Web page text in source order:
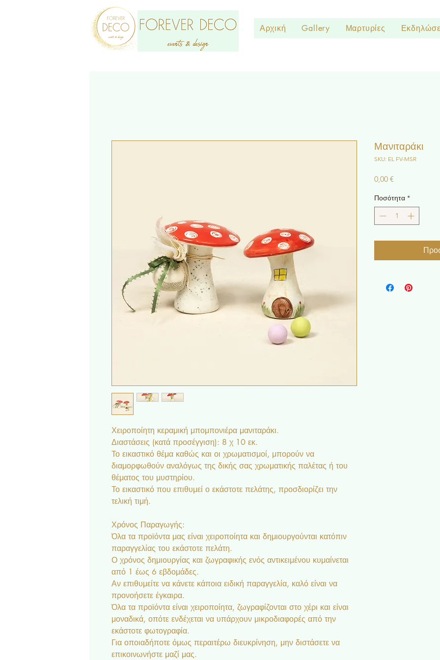
Αρχική Gallery Μαρτυρίες
Χειροποίητη κεραμική μπομπονιέρα μανιταράκι.
Διαστάσεις (κατά προσέγγιση): 8 χ 10 εκ.
Το εικαστικό θέμα καθώς και οι χρωματισμοί, μπορούν να
διαμορφωθούν αναλόγως της δικής σας χρωματικής παλέτας ή του
θέματος του μυστηρίου.
Το εικαστικό που επιθυμεί ο εκάστοτε πελάτης, προσδιορίζει την
τελική τιμή.
Χρόνος Παραγωγής:
Όλα τα προϊόντα μας είναι χειροποίητα και δημιουργούνται κατόπιν
παραγγελίας του εκάστοτε πελάτη.
Ο χρόνος δημιουργίας και ζωγραφικής ενός αντικειμένου κυμαίνεται
από 1 έως 6 εβδομάδες.
Αν επιθυμείτε να κάνετε κάποια ειδική παραγγελία, καλό είναι να
προνοήσετε έγκαιρα.
Όλα τα προϊόντα είναι χειροποίητα, ζωγραφίζονται στο χέρι και είναι
μοναδικά, οπότε ενδέχεται να υπάρχουν μικροδιαφορές από την
εκάστοτε φωτογραφία.
Για οποιαδήποτε όμως περαιτέρω διευκρίνηση, μην διστάσετε να
επικοινωνήστε μαζί μας.
Μανιταράκι
SKU: EL FV-MSR
0,00 €
Ποσότητα *